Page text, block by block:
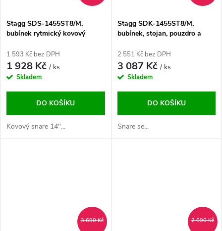
Stagg SDS-1455ST8/M,
bubínek rytmický kovový
1 593 Kč bez DPH
1 928 Kč/ ks
Skladem
DO KOŠÍKU
Kovový snare 14"...
Stagg SDK-1455ST8/M,
bubínek, stojan, pouzdro a
2 551 Kč bez DPH
3 087 Kč/ ks
Skladem
DO KOŠÍKU
Snare se...
3 690 Kč 2 690 Kč